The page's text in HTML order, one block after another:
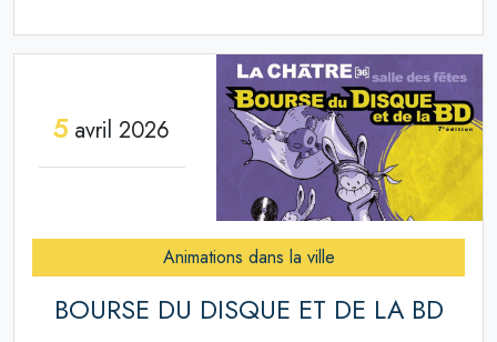
5 avril 2026
Animations dans la ville
BOURSE DU DISQUE ET DE LA BD